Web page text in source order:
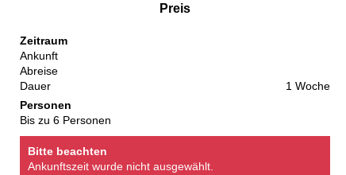
Preis
Zeitraum
Ankunft
Abreise
Dauer
1 Woche
Personen
Bis zu 6 Personen
Bitte beachten
Ankunftszeit wurde nicht ausgewählt.